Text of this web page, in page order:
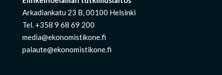
Arkadiankatu 23 B, 00100 Helsinki
Tel. +358 9 68 69 200
media@ekonomistikone.fi
palaute@ekonomistikone.fi